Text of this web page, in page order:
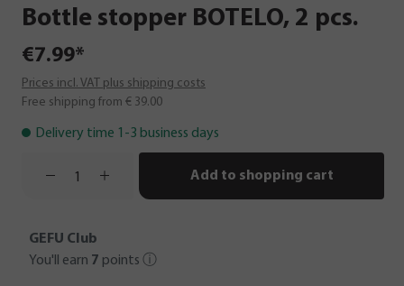
Bottle stopper BOTELO, 2 pcs.
€7.99*
Prices incl. VAT plus shipping costs
Free shipping from € 39.00
Delivery time 1-3 business days
Add to shopping cart
GEFU Club
You'll earn 7 points ⓘ